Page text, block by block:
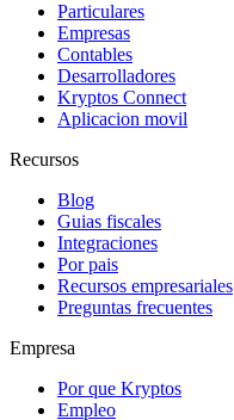
Particulares
Empresas
Contables
Desarrolladores
Kryptos Connect
Aplicacion movil
Recursos
Blog
Guias fiscales
Integraciones
Por pais
Recursos empresariales
Preguntas frecuentes
Empresa
Por que Kryptos
Empleo